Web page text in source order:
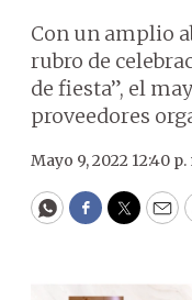
Con un amplio
rubro de
de fiesta”, el
proveedores
Mayo 9, 2022 12:40 p.
WhatsApp
Facebook